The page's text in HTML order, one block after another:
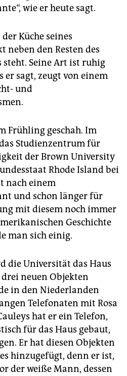
wie er heute sagt.
Küche seines
neben den Resten des
steht. Seine Art ist ruhig
er sagt, zeugt von einem
und
Frühling geschah. Im
Studienzentrum für
der Brown University
Rhode Island bei
nach einem
und schon länger für
mit diesem noch immer
Geschichte
man sich einig.
die Universität das Haus
neuen Objekten
in den Niederlanden
Telefonaten mit Rosa
hat er ein Telefon,
für das Haus gebaut,
Er hat diesen Objekten
hinzugefügt, denn er ist,
der weiße Mann, dessen